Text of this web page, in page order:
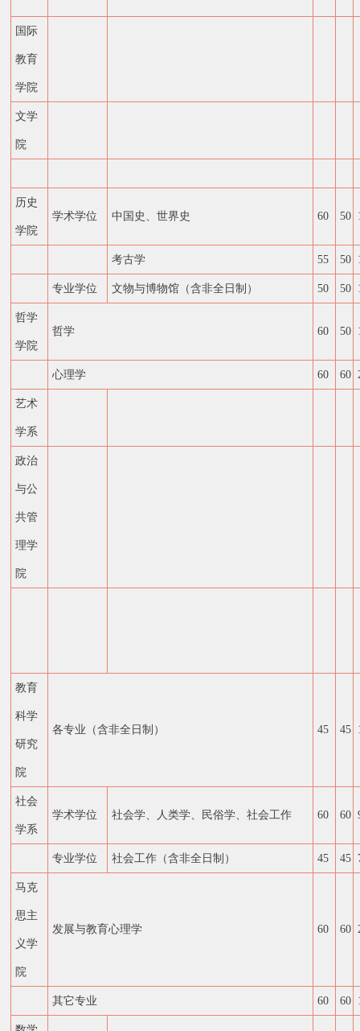
国际
教育
学院
文学
院
历史
学院
学术学位 中国史、世界史 60 50
考古学 55 50
专业学位 文物与博物馆（含非全日制） 50 50
哲学
学院
哲学 60 50
心理学 60 60
艺术
学系
政治
与公
共管
理学
院
教育
科学
研究
院
各专业（含非全日制） 45 45
社会
学系
学术学位 社会学、人类学、民俗学、社会工作 60 60
专业学位 社会工作（含非全日制） 45 45
马克
思主
义学
院
发展与教育心理学 60 60
其它专业 60 60